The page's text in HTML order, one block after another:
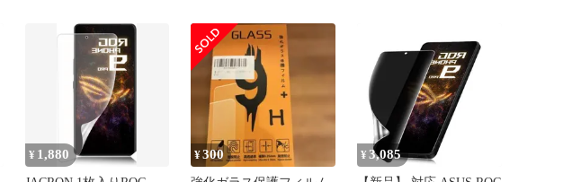
Pro/Edition フィルム アン
チグレア・滑らかタッチ
感・高透過率・反射防止
ROG Phone 9 Pro Edition
5G 指紋認証対応・指紋
防止・TPU
ー エイスース ゲーミン
グスマホ Phone9 pro フォ
ン9 プロ アンドロイド 全
機種対応 マグネット カ
ード収納 携帯ケース
¥ 1,880 ¥300 ¥ 3,085